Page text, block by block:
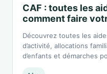
CAF : toutes les
comment faire
Découvrez toutes les
d’activité, allocations
d’enfants et démarches